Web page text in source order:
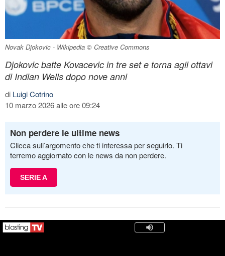
Novak Djokovic - Wikipedia © Creative Commons
Djokovic batte Kovacevic in tre set e torna agli ottavi
di Indian Wells dopo nove anni
di Luigi Cotrino
10 marzo 2026 alle ore 09:24
Non perdere le ultime news
Clicca sull’argomento che ti interessa per seguirlo. Ti
terremo aggiornato con le news da non perdere.
SERIE A